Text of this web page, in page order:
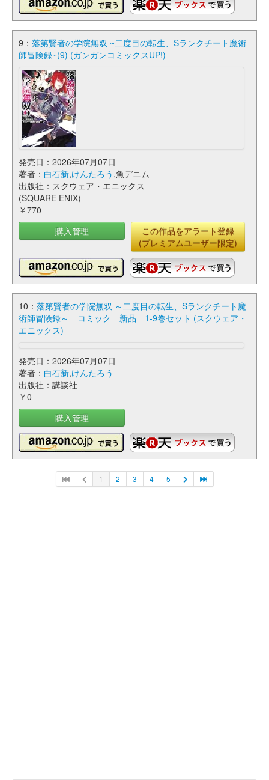
9： 落第賢者の学院無双 ~二度目の転生、Sランクチート魔術
師冒険録~(9) (ガンガンコミックスUP!)
発売日：2026年07月07日
著者： 白石新,けんたろう ,魚デニム
出版社：スクウェア・エニックス
(SQUARE ENIX)
￥770
購入管理
この作品をアラート登録
(プレミアムユーザー限定)
10： 落第賢者の学院無双 ～二度目の転生、Sランクチート魔
術師冒険録～ コミック 新品 1-9巻セット (スクウェア・
エニックス)
発売日：2026年07月07日
著者： 白石新,けんたろう
出版社：講談社
￥0
購入管理
1 2 3 4 5